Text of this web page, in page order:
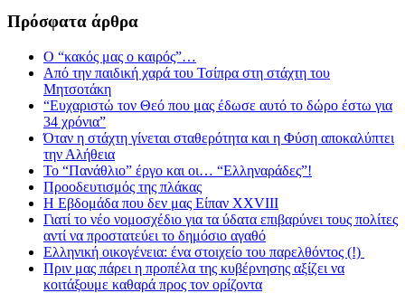
Πρόσφατα άρθρα
Ο “κακός μας ο καιρός”…
Από την παιδική χαρά του Τσίπρα στη στάχτη του
Μητσοτάκη
“Ευχαριστώ τον Θεό που μας έδωσε αυτό το δώρο έστω για
34 χρόνια”
Όταν η στάχτη γίνεται σταθερότητα και η Φύση αποκαλύπτει
την Αλήθεια
Το “Πανάθλιο” έργο και οι… “Ελληναράδες”!
Προοδευτισμός της πλάκας
Η Εβδομάδα που δεν μας Είπαν XXVIII
Γιατί το νέο νομοσχέδιο για τα ύδατα επιβαρύνει τους πολίτες
αντί να προστατεύει το δημόσιο αγαθό
Ελληνική οικογένεια: ένα στοιχείο του παρελθόντος (!)
Πριν μας πάρει η προπέλα της κυβέρνησης αξίζει να
κοιτάξουμε καθαρά προς τον ορίζοντα